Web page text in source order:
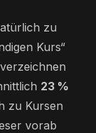
zu
Kurs“
23 %
zu Kursen
vorab